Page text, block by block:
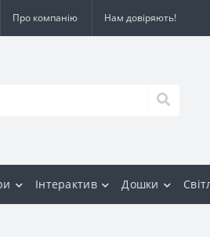
Про компанію Нам довіряють!
Інтерактив Дошки